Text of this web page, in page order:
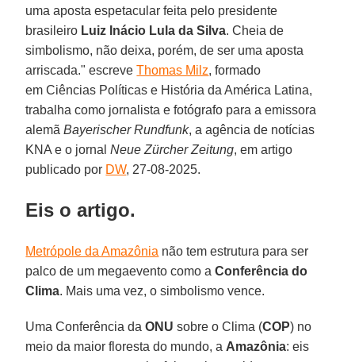
uma aposta espetacular feita pelo presidente
brasileiro Luiz Inácio Lula da Silva. Cheia de
simbolismo, não deixa, porém, de ser uma aposta
arriscada." escreveThomas Milz, formado
em Ciências Políticas e História da América Latina,
trabalha como jornalista e fotógrafo para a emissora
alemãBayerischer Rundfunk, a agência de notícias
KNA e o jornalNeue Zürcher Zeitung, em artigo
publicado por DW, 27-08-2025.
Eis o artigo.
Metrópole da Amazônia não tem estrutura para ser
palco de um megaevento como aConferência do
Clima. Mais uma vez, o simbolismo vence.
Uma Conferência daONU sobre o Clima (COP) no
meio da maior floresta do mundo, a Amazônia: eis